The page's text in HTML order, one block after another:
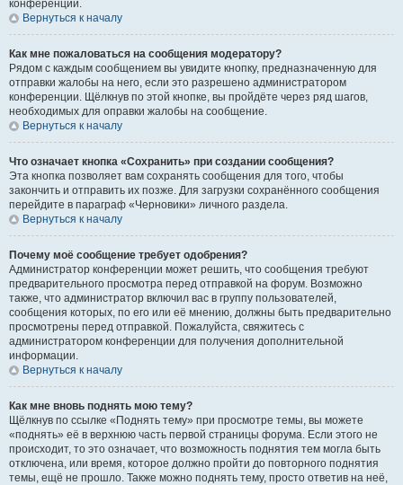
конференции.
Вернуться к началу
Как мне пожаловаться на сообщения модератору?
Рядом с каждым сообщением вы увидите кнопку, предназначенную для
отправки жалобы на него, если это разрешено администратором
конференции. Щёлкнув по этой кнопке, вы пройдёте через ряд шагов,
необходимых для оправки жалобы на сообщение.
Вернуться к началу
Что означает кнопка «Сохранить» при создании сообщения?
Эта кнопка позволяет вам сохранять сообщения для того, чтобы
закончить и отправить их позже. Для загрузки сохранённого сообщения
перейдите в параграф «Черновики» личного раздела.
Вернуться к началу
Почему моё сообщение требует одобрения?
Администратор конференции может решить, что сообщения требуют
предварительного просмотра перед отправкой на форум. Возможно
также, что администратор включил вас в группу пользователей,
сообщения которых, по его или её мнению, должны быть предварительно
просмотрены перед отправкой. Пожалуйста, свяжитесь с
администратором конференции для получения дополнительной
информации.
Вернуться к началу
Как мне вновь поднять мою тему?
Щёлкнув по ссылке «Поднять тему» при просмотре темы, вы можете
«поднять» её в верхнюю часть первой страницы форума. Если этого не
происходит, то это означает, что возможность поднятия тем могла быть
отключена, или время, которое должно пройти до повторного поднятия
темы, ещё не прошло. Также можно поднять тему, просто ответив на неё,